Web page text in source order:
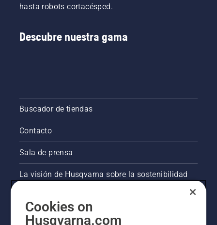
hasta robots cortacésped.
Descubre nuestra gama
Buscador de tiendas
Contacto
Sala de prensa
La visión de Husqvarna sobre la sostenibilidad
Otros sitios de Husqvarna
Cookies on
Husqvarna.com